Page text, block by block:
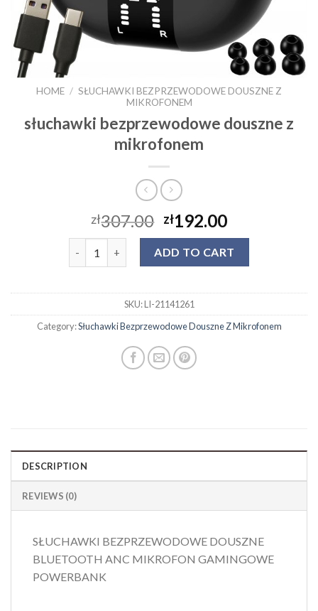
HOME / SŁUCHAWKI BEZPRZEWODOWE DOUSZNE Z
MIKROFONEM
słuchawki bezprzewodowe douszne z
mikrofonem
zł307.00 zł192.00
słuchawki bezprzewodowe douszne z
ADD TO CART
SKU:LI-21141261
Category:Słuchawki Bezprzewodowe Douszne Z Mikrofonem
DESCRIPTION
REVIEWS (0)
SŁUCHAWKI BEZPRZEWODOWE DOUSZNE
BLUETOOTH ANC MIKROFON GAMINGOWE
POWERBANK